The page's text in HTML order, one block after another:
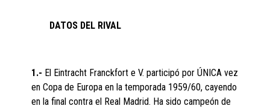
DATOS DEL RIVAL
1.- El Eintracht Franckfort e V. participó por ÚNICA vez
en Copa de Europa en la temporada 1959/60, cayendo
en la final contra el Real Madrid. Ha sido campeón de